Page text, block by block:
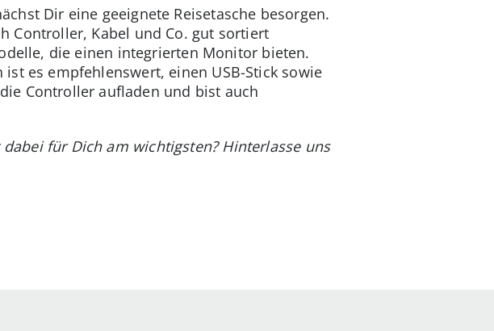
Dir eine geeignete Reisetasche besorgen.
Controller, Kabel und Co. gut sortiert
die einen integrierten Monitor bieten.
es empfehlenswert, einen USB-Stick sowie
Controller aufladen und bist auch
für Dich am wichtigsten? Hinterlasse uns